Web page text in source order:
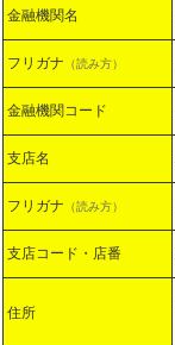
金融機関名
フリガナ （読み方）
金融機関コード
支店名
フリガナ （読み方）
支店コード・店番
住所